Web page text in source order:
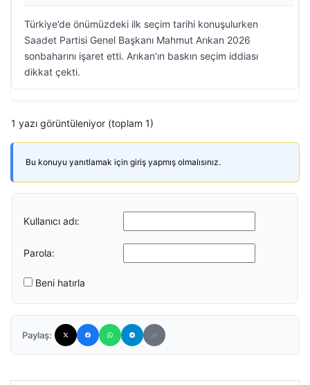
Türkiye’de önümüzdeki ilk seçim tarihi konuşulurken
Saadet Partisi Genel Başkanı Mahmut Arıkan 2026
sonbaharını işaret etti. Arıkan’ın baskın seçim iddiası
dikkat çekti.
1 yazı görüntüleniyor (toplam 1)
Bu konuyu yanıtlamak için giriş yapmış olmalısınız.
Kullanıcı adı:
Parola:
Beni hatırla
Paylaş: